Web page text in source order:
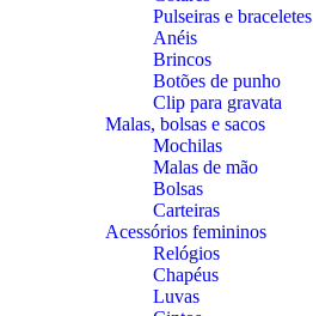
Pulseiras e braceletes
Anéis
Brincos
Botões de punho
Clip para gravata
Malas, bolsas e sacos
Mochilas
Malas de mão
Bolsas
Carteiras
Acessórios femininos
Relógios
Chapéus
Luvas